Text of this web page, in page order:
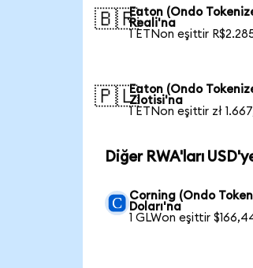
🇧🇷Eaton (Ondo
Reali'na
1 ETNon eşittir
🇵🇱Eaton (Ondo
Zlotisi'na
1 ETNon eşittir zł
Diğer RWA'ları
Corning (Ondo
Doları'na
1 GLWon eşittir